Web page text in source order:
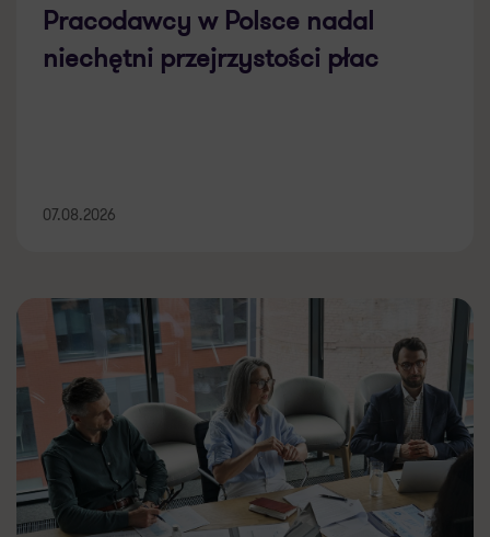
Pracodawcy w Polsce nadal
niechętni przejrzystości płac
07.08.2026